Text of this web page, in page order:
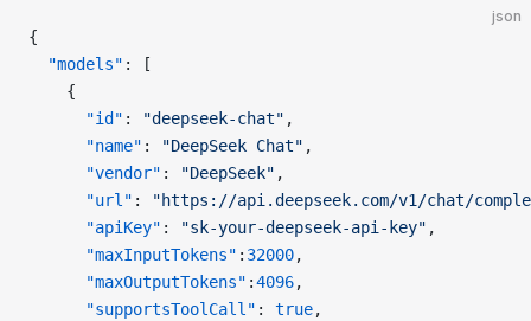
json
{
  "models"
: [
    {
      "id"
: "deepseek-chat" ,
      "name"
: "DeepSeek Chat" ,
      "vendor"
: "DeepSeek" ,
      "url"
:
"https://api.deepseek.com/v1/chat/
      "apiKey"
: "sk-your-deepseek-api-key" ,
      "maxInputTokens"
: 32000,
      "maxOutputTokens"
:4096,
      "supportsToolCall"
: true,